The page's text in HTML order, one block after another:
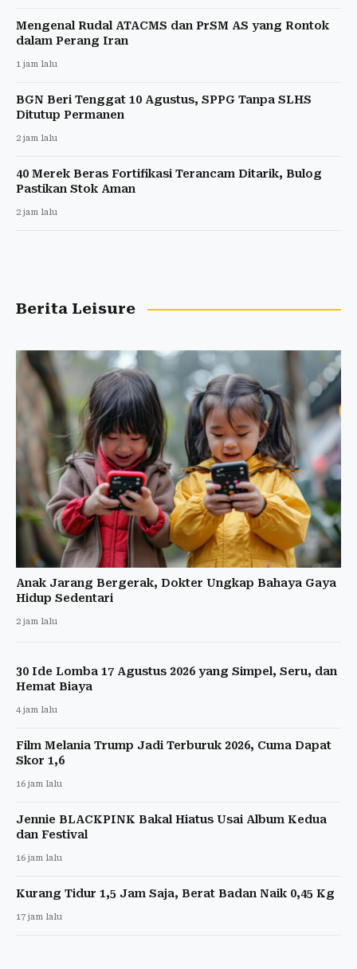
Mengenal Rudal ATACMS dan PrSM AS yang Rontok
dalam Perang Iran
1 jam lalu
BGN Beri Tenggat 10 Agustus, SPPG Tanpa SLHS
Ditutup Permanen
2 jam lalu
40 Merek Beras Fortifikasi Terancam Ditarik, Bulog
Pastikan Stok Aman
2 jam lalu
Berita Leisure
Anak Jarang Bergerak, Dokter Ungkap Bahaya Gaya
Hidup Sedentari
2 jam lalu
30 Ide Lomba 17 Agustus 2026 yang Simpel, Seru, dan
Hemat Biaya
4 jam lalu
Film Melania Trump Jadi Terburuk 2026, Cuma Dapat
Skor 1,6
16 jam lalu
Jennie BLACKPINK Bakal Hiatus Usai Album Kedua
dan Festival
16 jam lalu
Kurang Tidur 1,5 Jam Saja, Berat Badan Naik 0,45 Kg
17 jam lalu